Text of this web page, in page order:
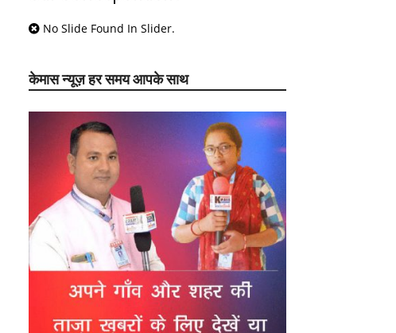
No Slide Found In Slider.
केमास न्यूज़ हर समय आपके साथ